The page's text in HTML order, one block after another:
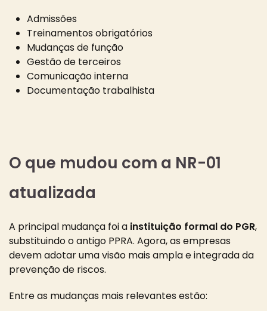
Admissões
Treinamentos obrigatórios
Mudanças de função
Gestão de terceiros
Comunicação interna
Documentação trabalhista
O que mudou com a NR-01
atualizada
A principal mudança foi a instituição formal do PGR,
substituindo o antigo PPRA. Agora, as empresas
devem adotar uma visão mais ampla e integrada da
prevenção de riscos.
Entre as mudanças mais relevantes estão: